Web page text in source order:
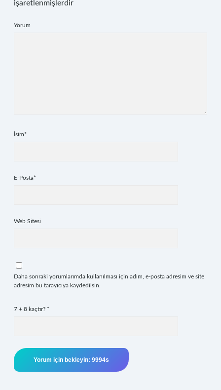
işaretlenmişlerdir
Yorum
İsim*
E-Posta*
Web Sitesi
Daha sonraki yorumlarımda kullanılması için adım, e-posta adresim ve site
adresim bu tarayıcıya kaydedilsin.
7 + 8 kaçtır? *